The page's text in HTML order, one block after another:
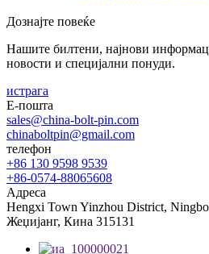
Дознајте повеќе
Нашите билтени, најнови
новости и специјални понуди.
истрага
Е-пошта
sales@china-bolt-pin.com
chinaboltpin@gmail.com
телефон
+86 130 9598 9539
+86-0574-88065608
Адреса
Hengxi Town Yinzhou District,
Жеџијанг, Кина 315131